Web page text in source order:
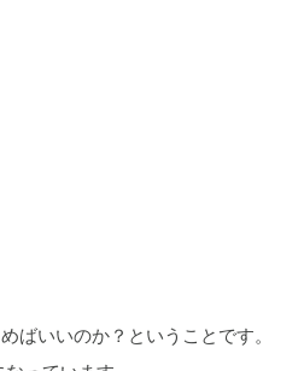
いいのか？ということです。